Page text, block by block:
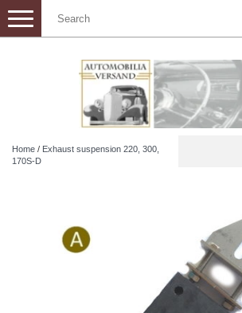
Toggle
navigation
Home / Exhaust suspension 220, 300,
170S-D